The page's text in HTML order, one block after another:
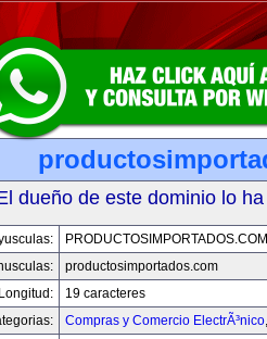
dueño de este dominio lo
PRODUCTOSIMPORTADOS.COM
productosimportados.com
Longitud:
19 caracteres
Compras y Comercio ElectrÃ³nico